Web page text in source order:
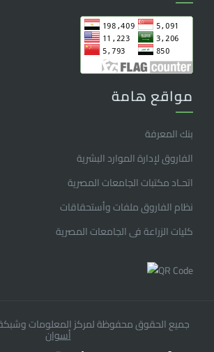
مواقع هامة
بنك المعرفة
الفاروق ﻹدارة الموارد البشرية
اتحـاد مكتبات الجامعات المصرية
نظام الفاروق ملفات وأستحقاقات
كليات الزراعة فى الجامعات المصرية
جميع الحقوق محفوظة لمركز المعلومات وشبكة
أسوان